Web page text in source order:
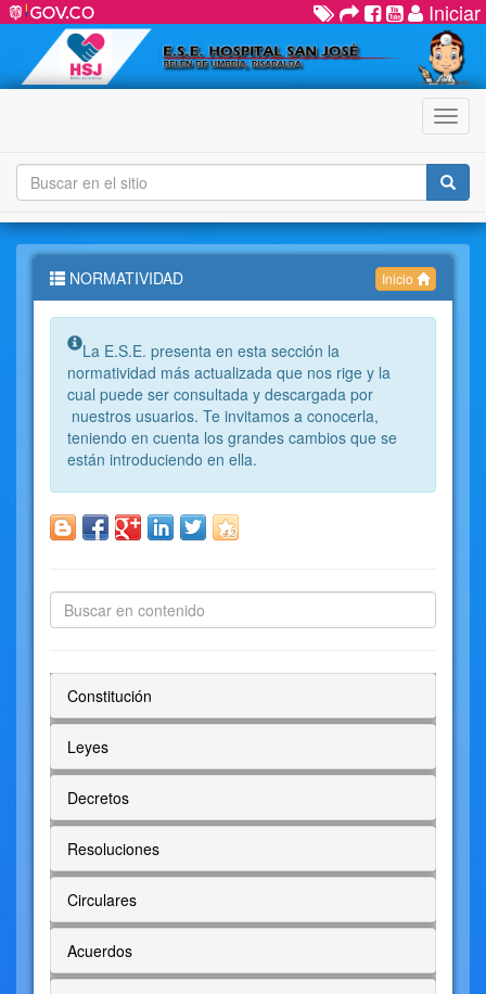
Iniciar
Menú
NORMATIVIDAD Inicio
Info:
La E.S.E. presenta en esta sección la
normatividad más actualizada que nos rige y la
cual puede ser consultada y descargada por
nuestros usuarios. Te invitamos a conocerla,
teniendo en cuenta los grandes cambios que se
están introduciendo en ella.
Constitución
Leyes
Decretos
Resoluciones
Circulares
Acuerdos